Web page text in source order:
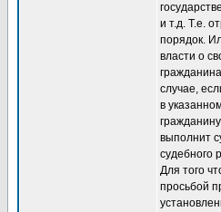
и т.д. Т.е.
порядок.
власти о
случае,
в
выполнит
судебного
Для того
просьбой